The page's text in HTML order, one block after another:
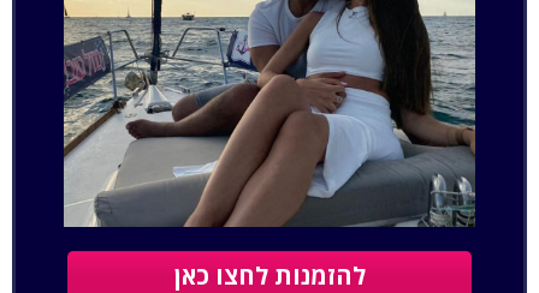
להזמנות לחצו כאן